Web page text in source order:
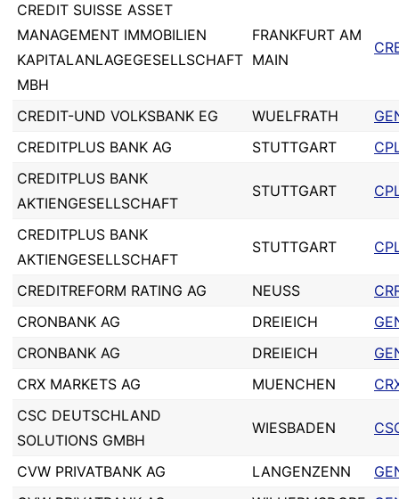
CREDIT SUISSE ASSET
MANAGEMENT IMMOBILIEN
KAPITALANLAGEGESELLSCHAFT
MBH
FRANKFURT AM
MAIN
CREDIT-UND VOLKSBANK EG WUELFRATH
CREDITPLUS BANK AG
STUTTGART
CREDITPLUS BANK
AKTIENGESELLSCHAFT
STUTTGART
CREDITPLUS BANK
AKTIENGESELLSCHAFT
STUTTGART
CREDITREFORM RATING AG NEUSS
CRONBANK AG
DREIEICH
CRONBANK AG
DREIEICH
CRX MARKETS AG
MUENCHEN
CSC DEUTSCHLAND
SOLUTIONS GMBH
WIESBADEN
CVW PRIVATBANK AG LANGENZENN